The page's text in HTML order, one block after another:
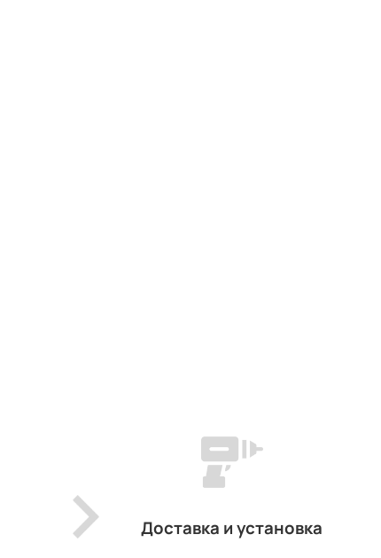
Доставка и установка